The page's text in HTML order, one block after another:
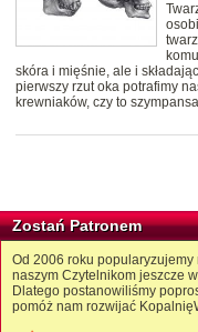
skóra i mięśnie, ale i
pierwszy rzut oka potrafimy
krewniaków, czy to
Zostań Patronem
Od 2006 roku
naszym Czytelnikom jeszcze
Dlatego postanowiliśmy
pomóż nam rozwijać